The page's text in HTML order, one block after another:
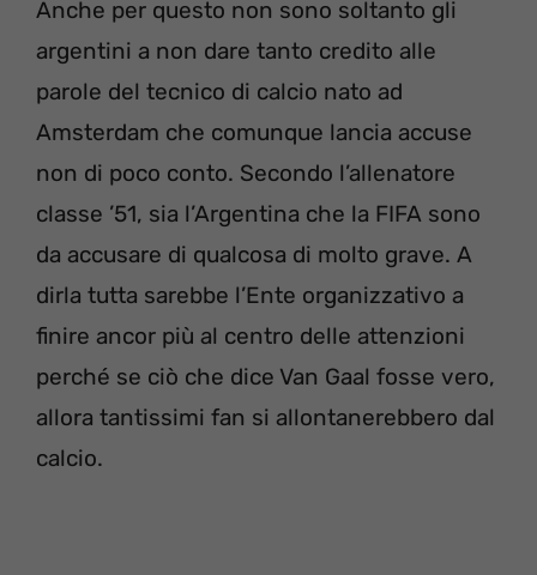
Anche per questo non sono soltanto gli
argentini a non dare tanto credito alle
parole del tecnico di calcio nato ad
Amsterdam che comunque lancia accuse
non di poco conto. Secondo l’allenatore
classe ’51, sia l’Argentina che la FIFA sono
da accusare di qualcosa di molto grave. A
dirla tutta sarebbe l’Ente organizzativo a
finire ancor più al centro delle attenzioni
perché se ciò che dice Van Gaal fosse vero,
allora tantissimi fan si allontanerebbero dal
calcio.